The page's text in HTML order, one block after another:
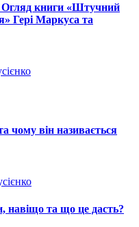
Огляд книги «Штучний
Гері Маркуса та
чому він називається
навіщо та що це даcть?